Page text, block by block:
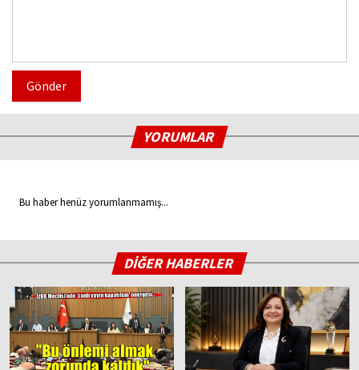
Gönder
YORUMLAR
Bu haber henüz yorumlanmamış...
DİĞER HABERLER